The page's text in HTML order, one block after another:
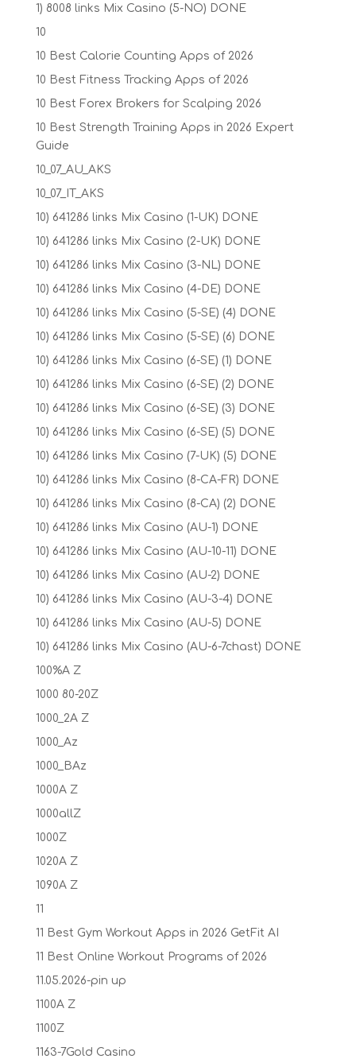
1) 8008 links Mix Casino (5-NO) DONE
10
10 Best Calorie Counting Apps of 2026
10 Best Fitness Tracking Apps of 2026
10 Best Forex Brokers for Scalping 2026
10 Best Strength Training Apps in 2026 Expert
Guide
10_07_AU_AKS
10_07_IT_AKS
10) 641286 links Mix Casino (1-UK) DONE
10) 641286 links Mix Casino (2-UK) DONE
10) 641286 links Mix Casino (3-NL) DONE
10) 641286 links Mix Casino (4-DE) DONE
10) 641286 links Mix Casino (5-SE) (4) DONE
10) 641286 links Mix Casino (5-SE) (6) DONE
10) 641286 links Mix Casino (6-SE) (1) DONE
10) 641286 links Mix Casino (6-SE) (2) DONE
10) 641286 links Mix Casino (6-SE) (3) DONE
10) 641286 links Mix Casino (6-SE) (5) DONE
10) 641286 links Mix Casino (7-UK) (5) DONE
10) 641286 links Mix Casino (8-CA-FR) DONE
10) 641286 links Mix Casino (8-CA) (2) DONE
10) 641286 links Mix Casino (AU-1) DONE
10) 641286 links Mix Casino (AU-10-11) DONE
10) 641286 links Mix Casino (AU-2) DONE
10) 641286 links Mix Casino (AU-3-4) DONE
10) 641286 links Mix Casino (AU-5) DONE
10) 641286 links Mix Casino (AU-6-7chast) DONE
100%A Z
1000 80-20Z
1000_2A Z
1000_Az
1000_BAz
1000A Z
1000allZ
1000Z
1020A Z
1090A Z
11
11 Best Gym Workout Apps in 2026 GetFit AI
11 Best Online Workout Programs of 2026
11.05.2026-pin up
1100A Z
1100Z
1163-7Gold Casino